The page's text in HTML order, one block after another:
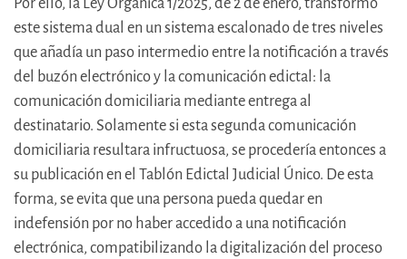
Por ello, la Ley Orgánica 1/2025, de 2 de enero, transformó
este sistema dual en un sistema escalonado de tres niveles
que añadía un paso intermedio entre la notificación a través
del buzón electrónico y la comunicación edictal: la
comunicación domiciliaria mediante entrega al
destinatario. Solamente si esta segunda comunicación
domiciliaria resultara infructuosa, se procedería entonces a
su publicación en el Tablón Edictal Judicial Único. De esta
forma, se evita que una persona pueda quedar en
indefensión por no haber accedido a una notificación
electrónica, compatibilizando la digitalización del proceso